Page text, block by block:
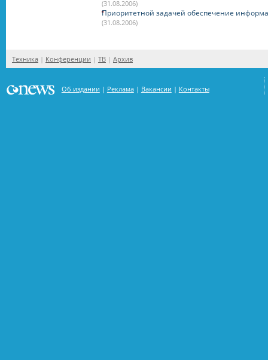
(31.08.2006)
Приоритетной задачей обеспечение
(31.08.2006)
Техника Конференции ТВ Архив
Об издании Реклама Вакансии Контакты